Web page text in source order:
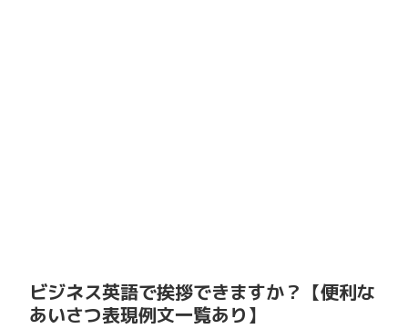
ビジネス英語で挨拶できますか？【便利な
あいさつ表現例文一覧あり】